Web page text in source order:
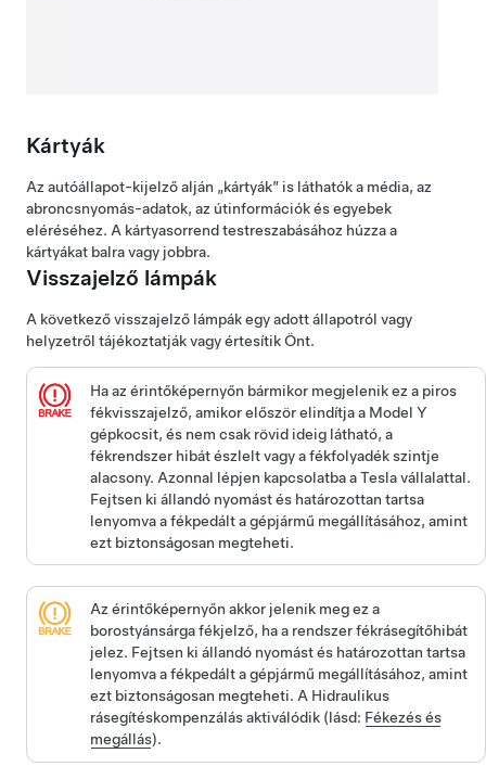
Kártyák
Az autóállapot-kijelző alján „kártyák” is láthatók a média, az
abroncsnyomás-adatok, az útinformációk és egyebek
eléréséhez. A kártyasorrend testreszabásához húzza a
kártyákat balra vagy jobbra.
Visszajelző lámpák
A következő visszajelző lámpák egy adott állapotról vagy
helyzetről tájékoztatják vagy értesítik Önt.
Ha az érintőképernyőn bármikor megjelenik ez a piros
fékvisszajelző, amikor először elindítja a Model Y
gépkocsit, és nem csak rövid ideig látható, a
fékrendszer hibát észlelt vagy a fékfolyadék szintje
alacsony. Azonnal lépjen kapcsolatba a Tesla vállalattal.
Fejtsen ki állandó nyomást és határozottan tartsa
lenyomva a fékpedált a gépjármű megállításához, amint
ezt biztonságosan megteheti.
Az érintőképernyőn akkor jelenik meg ez a
borostyánsárga fékjelző, ha a rendszer fékrásegítőhibát
jelez. Fejtsen ki állandó nyomást és határozottan tartsa
lenyomva a fékpedált a gépjármű megállításához, amint
ezt biztonságosan megteheti. A Hidraulikus
rásegítéskompenzálás aktiválódik (lásd: Fékezés és
megállás).